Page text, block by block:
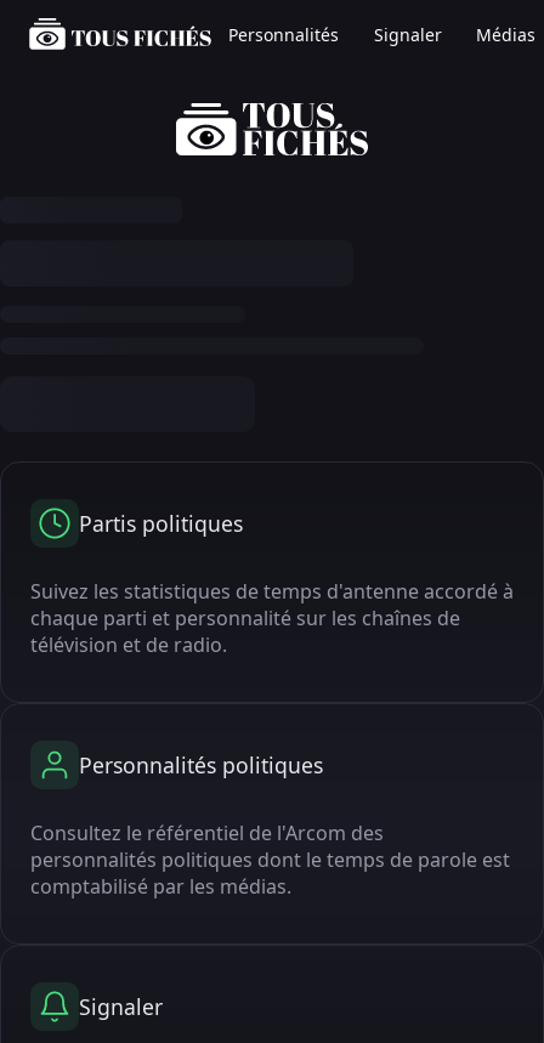
Personnalités Signaler Médias
Partis politiques
Suivez les statistiques de temps d'antenne accordé à
chaque parti et personnalité sur les chaînes de
télévision et de radio.
Personnalités politiques
Consultez le référentiel de l'Arcom des
personnalités politiques dont le temps de parole est
comptabilisé par les médias.
Signaler